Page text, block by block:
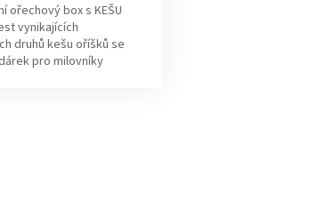
ořechový box s KEŠU
vynikajících
druhů kešu oříšků se
pro milovníky